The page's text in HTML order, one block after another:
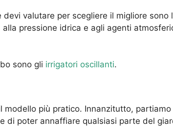
valutare per scegliere il migliore sono
pressione idrica e agli agenti
sono gli irrigatori oscillanti.
più pratico. Innanzitutto, partiamo
di poter annaffiare qualsiasi parte del